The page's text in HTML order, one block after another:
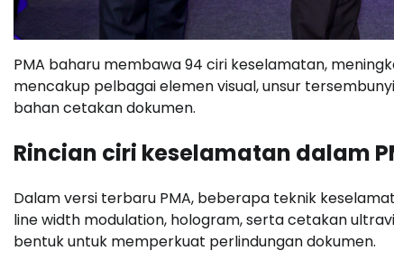
PMA baharu membawa 94 ciri keselamatan,
mencakup pelbagai elemen visual, unsur
bahan cetakan dokumen.
Rincian ciri keselamatan dalam
Dalam versi terbaru PMA, beberapa teknik
line width modulation, hologram, serta cetakan
bentuk untuk memperkuat perlindungan dokumen.